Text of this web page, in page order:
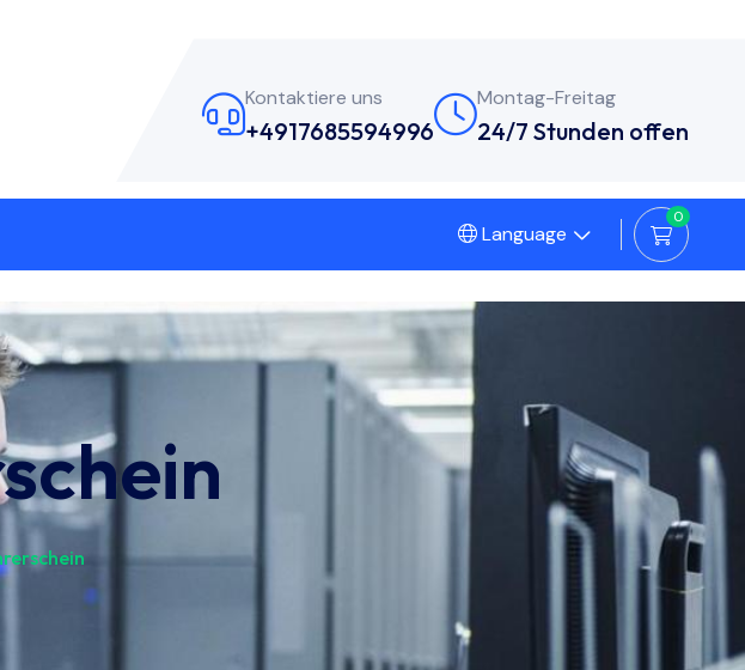
Kontaktiere uns
+4917685594996
Montag-Freitag
24/7 Stunden offen
Language
0